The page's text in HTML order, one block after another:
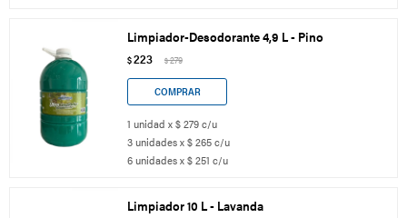
Limpiador-Desodorante 4,9 L - Pino
$223 $279
1 unidad x $ 279 c/u
3 unidades x $ 265 c/u
6 unidades x $ 251 c/u
Limpiador 10 L - Lavanda